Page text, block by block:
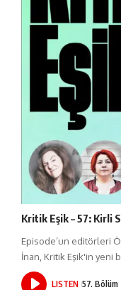
Kritik Eşik – 57: Kirli
Episode’un editörleri
İnan, Kritik Eşik'in yeni
LISTEN 57. Bölüm